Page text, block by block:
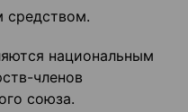
средством.
национальным
членов
союза.